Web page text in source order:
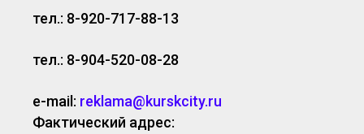
тел.: 8-920-717-88-13
тел.: 8-904-520-08-28
e-mail: reklama@kurskcity.ru
Фактический адрес: